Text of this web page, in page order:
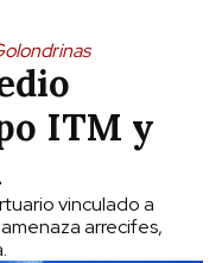
ITM y
vinculado a
arrecifes,